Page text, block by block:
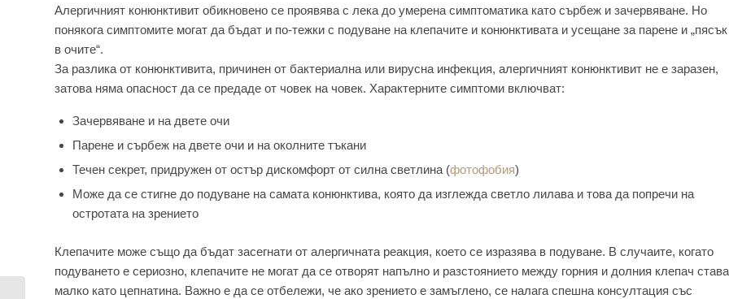
Алергичният конюнктивит обикновено се проявява с лека до умерена симптоматика като сърбеж и зачервяване. Но
понякога симптомите могат да бъдат и по-тежки с подуване на клепачите и конюнктивата и усещане за парене и „пясък
в очите“.
За разлика от конюнктивита, причинен от бактериална или вирусна инфекция, алергичният конюнктивит не е заразен,
затова няма опасност да се предаде от човек на човек. Характерните симптоми включват:
Зачервяване и на двете очи
Парене и сърбеж на двете очи и на околните тъкани
Течен секрет, придружен от остър дискомфорт от силна светлина (фотофобия)
Може да се стигне до подуване на самата конюнктива, която да изглежда светло лилава и това да попречи на
остротата на зрението
Клепачите може също да бъдат засегнати от алергичната реакция, което се изразява в подуване. В случаите, когато
подуването е сериозно, клепачите не могат да се отворят напълно и разстоянието между горния и долния клепач става
малко като цепнатина. Важно е да се отбележи, че ако зрението е замъглено, се налага спешна консултация със